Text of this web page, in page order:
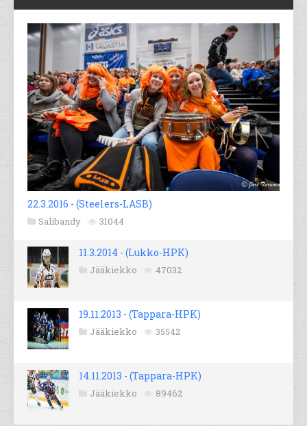
22.3.2016 - (Steelers-LASB)
Salibandy 31044
11.3.2014 - (Lukko-HPK)
Jääkiekko 47032
19.11.2013 - (Tappara-HPK)
Jääkiekko 35542
14.11.2013 - (Tappara-HPK)
Jääkiekko 89462